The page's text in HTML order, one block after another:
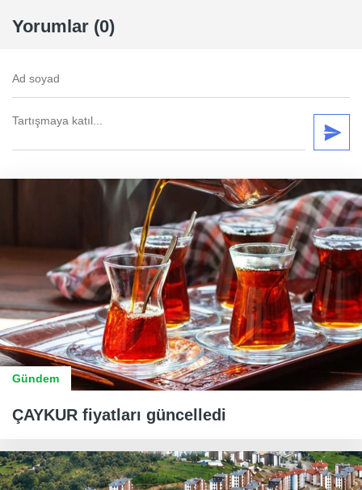
Yorumlar (0)
Gündem
ÇAYKUR fiyatları güncelledi